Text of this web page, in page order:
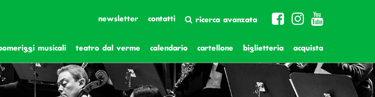
newsletter contatti ricerca avanzata
musicali teatro dal verme calendario cartellone biglietteria acquista